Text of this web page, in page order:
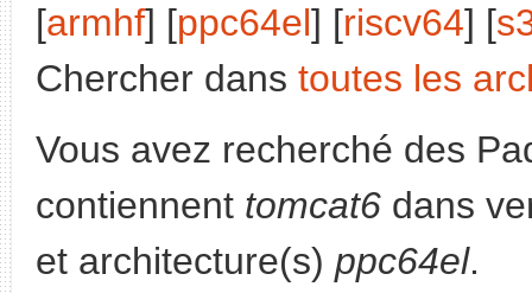
[armhf] [ppc64el] [riscv64] [
Chercher dans toutes les
Vous avez recherché des
contiennent tomcat6 dans
et architecture(s) ppc64el.